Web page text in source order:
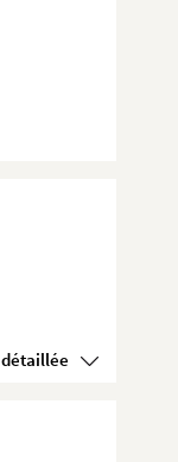
Voir la présentation détaillée